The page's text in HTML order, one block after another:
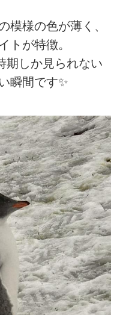
模様の色が薄く、
トが特徴。
期しか見られない
瞬間です✨